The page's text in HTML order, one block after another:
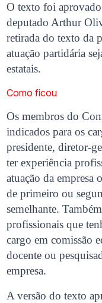
O texto foi
deputado Arthur
retirada do texto da
atuação partidária
estatais.
Como ficou
Os membros do
indicados para os
presidente, diretor-
ter experiência
atuação da empresa
de primeiro ou
semelhante.
profissionais que
cargo em comissão
docente ou
empresa.
A versão do texto